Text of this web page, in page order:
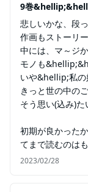
9巻
悲しいかな、段
作画もストーリー
中には、マ～ジ
モノも
いや&hellip;私の
きっと世の中の
そう思い(込み)た
初期が良かった
てまで読むのは
2023/02/28